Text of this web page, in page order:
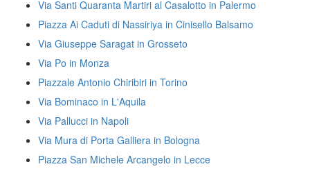
Via Santi Quaranta Martiri al Casalotto in Palermo
Piazza Ai Caduti di Nassiriya in Cinisello Balsamo
Via Giuseppe Saragat in Grosseto
Via Po in Monza
Piazzale Antonio Chiribiri in Torino
Via Bominaco in L'Aquila
Via Pallucci in Napoli
Via Mura di Porta Galliera in Bologna
Piazza San Michele Arcangelo in Lecce